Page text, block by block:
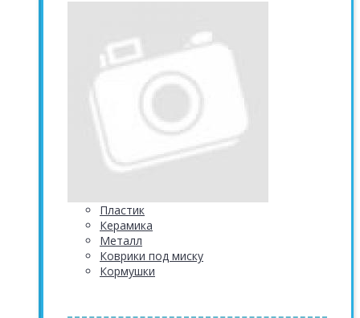
Пластик
Керамика
Металл
Коврики под миску
Кормушки